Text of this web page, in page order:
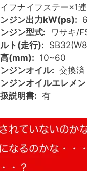
フナイフステー×1
ジン出力kW(ps)
ジン型式
ワサキ/
ト(走行)
(mm)
10~60
ジンオイル
交換済
ジンオイルエレメン
説明書
有